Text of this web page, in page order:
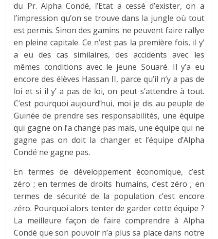
du Pr. Alpha Condé, l’Etat a cessé d’exister, on a
l’impression qu’on se trouve dans la jungle où tout
est permis. Sinon des gamins ne peuvent faire rallye
en pleine capitale. Ce n’est pas la première fois, il y’
a eu des cas similaires, des accidents avec les
mêmes conditions avec le jeune Souaré. Il y’a eu
encore des élèves Hassan II, parce qu’il n’y a pas de
loi et si il y’ a pas de loi, on peut s’attendre à tout.
C’est pourquoi aujourd’hui, moi je dis au peuple de
Guinée de prendre ses responsabilités, une équipe
qui gagne on l’a change pas mais, une équipe qui ne
gagne pas on doit la changer et l’équipe d’Alpha
Condé ne gagne pas.
En termes de développement économique, c’est
zéro ; en termes de droits humains, c’est zéro ; en
termes de sécurité de la population c’est encore
zéro. Pourquoi alors tenter de garder cette équipe ?
La meilleure façon de faire comprendre à Alpha
Condé que son pouvoir n’a plus sa place dans notre